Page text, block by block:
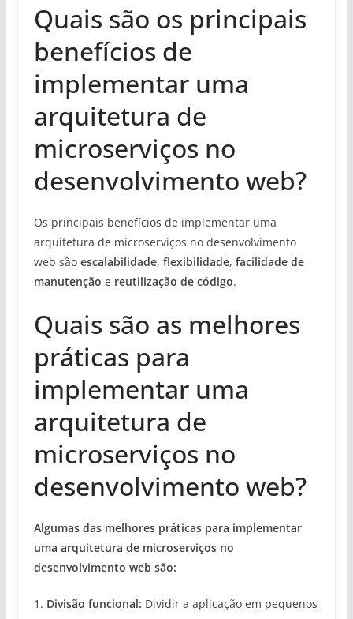
Quais são os principais
benefícios de
implementar uma
arquitetura de
microserviços no
desenvolvimento web?
Os principais benefícios de implementar uma
arquitetura de microserviços no desenvolvimento
web são escalabilidade, flexibilidade, facilidade de
manutenção e reutilização de código.
Quais são as melhores
práticas para
implementar uma
arquitetura de
microserviços no
desenvolvimento web?
Algumas das melhores práticas para implementar
uma arquitetura de microserviços no
desenvolvimento web são:
1. Divisão funcional: Dividir a aplicação em pequenos